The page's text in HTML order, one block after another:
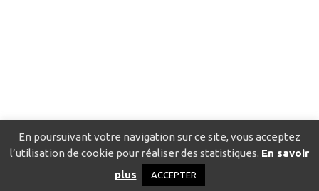
Catalogue pour localiser les fournisseurs
Politique de confidentialité
En poursuivant votre navigation sur ce site, vous acceptez
l’utilisation de cookie pour réaliser des statistiques. En savoir
plus
ACCEPTER